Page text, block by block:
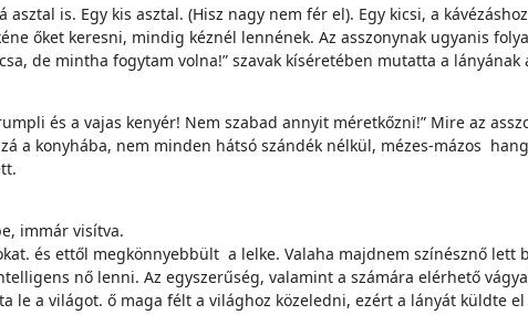
is. Egy kis asztal. (Hisz nagy nem fér el). Egy kicsi, a
őket keresni, mindig kéznél lennének. Az asszonynak ugyanis
de mintha fogytam volna!” szavak kíséretében mutatta a lányának
és a vajas kenyér! Nem szabad annyit méretkőzni!” Mire az
a konyhába, nem minden hátsó szándék nélkül, mézes-mázos
immár visítva.
és ettől megkönnyebbült a lelke. Valaha majdnem színésznő lett
nő lenni. Az egyszerűség, valamint a számára elérhető
le a világot. ő maga félt a világhoz közeledni, ezért a lányát küldte